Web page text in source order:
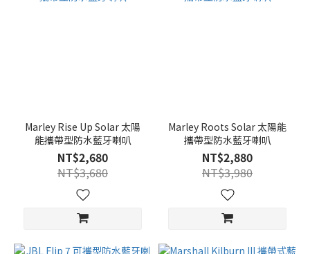
Marley Rise Up Solar 太陽
能攜帶型防水藍牙喇叭
NT$2,680
NT$3,680
Marley Roots Solar 太陽能
攜帶型防水藍牙喇叭
NT$2,880
NT$3,980